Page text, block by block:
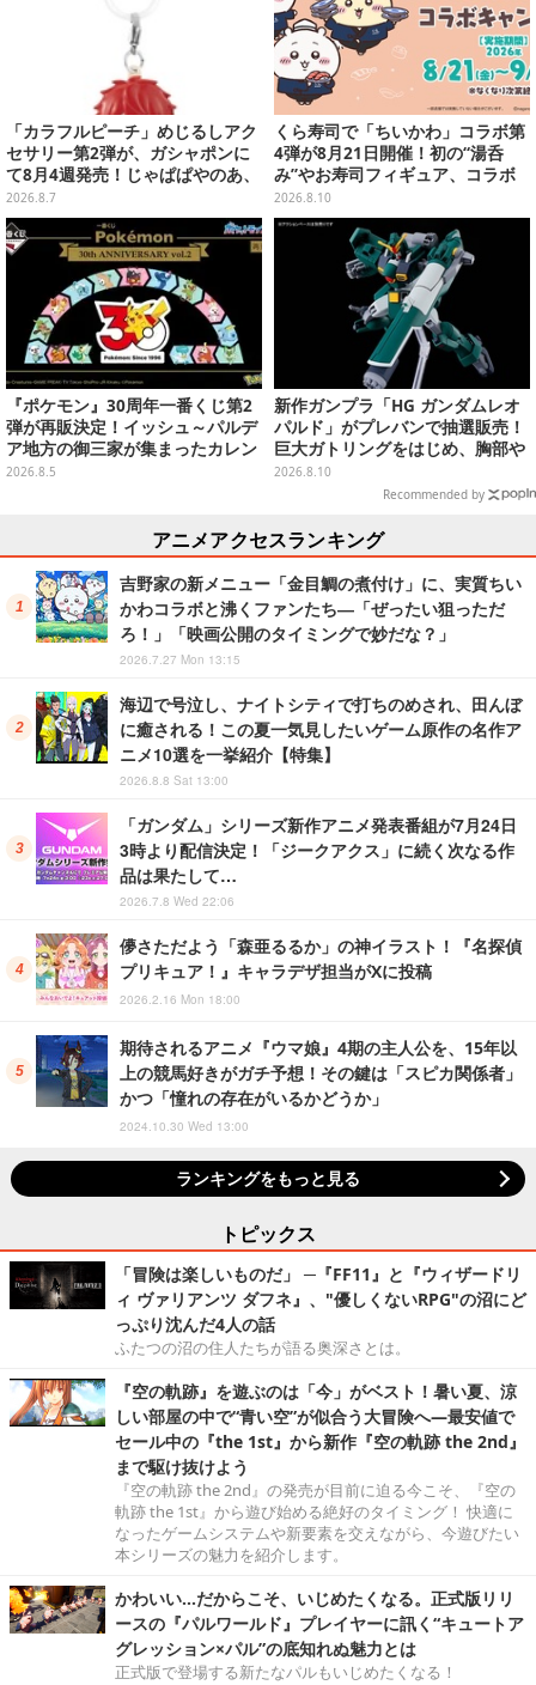
「カラフルピーチ」めじるしアク
セサリー第2弾が、ガシャポンに
て8月4週発売！じゃぱぱやのあ、
シヴァたちメンバー11名分ライン
ナップ
2026.8.7
くら寿司で「ちいかわ」コラボ第
4弾が8月21日開催！初の“湯呑
み”やお寿司フィギュア、コラボ
メニューも
2026.8.10
『ポケモン』30周年一番くじ第2
弾が再販決定！イッシュ～パルデ
ア地方の御三家が集まったカレン
ダー、ぬいぐるみなど記念グッズ
2026.8.5
新作ガンプラ「HG ガンダムレオ
パルド」がプレバンで抽選販売！
巨大ガトリングをはじめ、胸部や
肩にも武装搭載の重火力モビルス
2026.8.10
Recommended by
アニメアクセスランキング
吉野家の新メニュー「金目鯛の煮付け」に、実質ちい
かわコラボと沸くファンたち―「ぜったい狙っただ
ろ！」「映画公開のタイミングで妙だな？」
2026.7.27 Mon 13:15
海辺で号泣し、ナイトシティで打ちのめされ、田んぼ
に癒される！この夏一気見したいゲーム原作の名作ア
ニメ10選を一挙紹介【特集】
2026.8.8 Sat 13:00
「ガンダム」シリーズ新作アニメ発表番組が7月24日
3時より配信決定！「ジークアクス」に続く次なる作
品は果たして…
2026.7.8 Wed 22:06
儚さただよう「森亜るるか」の神イラスト！『名探偵
プリキュア！』キャラデザ担当がXに投稿
2026.2.16 Mon 18:00
期待されるアニメ『ウマ娘』4期の主人公を、15年以
上の競馬好きがガチ予想！その鍵は「スピカ関係者」
かつ「憧れの存在がいるかどうか」
2024.10.30 Wed 13:00
ランキングをもっと見る
トピックス
「冒険は楽しいものだ」 ─『FF11』と『ウィザードリ
ィ ヴァリアンツ ダフネ』、"優しくないRPG"の沼にど
っぷり沈んだ4人の話
ふたつの沼の住人たちが語る奥深さとは。
『空の軌跡』を遊ぶのは「今」がベスト！暑い夏、涼
しい部屋の中で“青い空”が似合う大冒険へ―最安値で
セール中の『the 1st』から新作『空の軌跡 the 2nd』
まで駆け抜けよう
『空の軌跡 the 2nd』の発売が目前に迫る今こそ、『空の
軌跡 the 1st』から遊び始める絶好のタイミング！ 快適に
なったゲームシステムや新要素を交えながら、今遊びたい
本シリーズの魅力を紹介します。
かわいい…だからこそ、いじめたくなる。正式版リリ
ースの『パルワールド』プレイヤーに訊く“キュートア
グレッション×パル”の底知れぬ魅力とは
正式版で登場する新たなパルもいじめたくなる！